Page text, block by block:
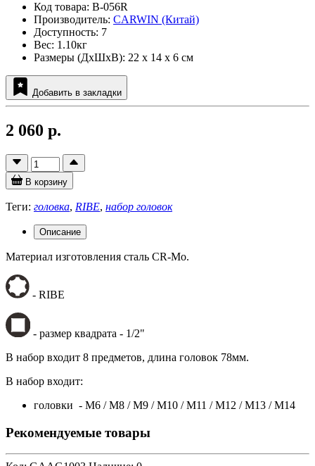
Код товара: B-056R
Производитель: CARWIN (Китай)
Доступность: 7
Вес: 1.10кг
Размеры (ДxШxВ): 22 x 14 x 6 см
Добавить в закладки
2 060 р.
В корзину
Теги: головка, RIBE, набор головок
Описание
Материал изготовления сталь CR-Mo.
- RIBE
- размер квадрата - 1/2"
В набор входит 8 предметов, длина головок 78мм.
В набор входит:
головки - M6 / M8 / M9 / M10 / M11 / M12 / M13 / M14
Рекомендуемые товары